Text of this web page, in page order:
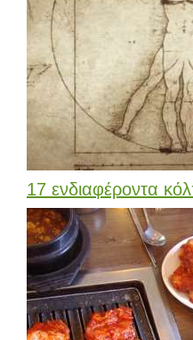
17 ενδιαφέροντα